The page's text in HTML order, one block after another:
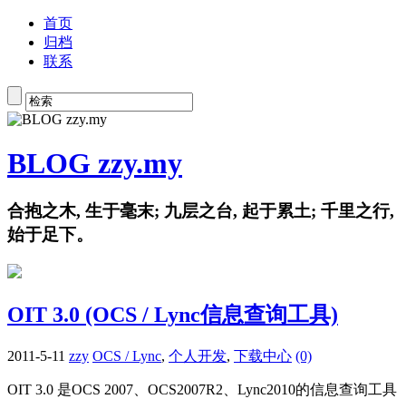
首页
归档
联系
BLOG zzy.my
合抱之木, 生于毫末; 九层之台, 起于累土; 千里之行,
始于足下。
OIT 3.0 (OCS / Lync信息查询工具)
2011-5-11 zzy OCS / Lync, 个人开发, 下载中心 (0)
OIT 3.0 是OCS 2007、OCS2007R2、Lync2010的信息查询工具